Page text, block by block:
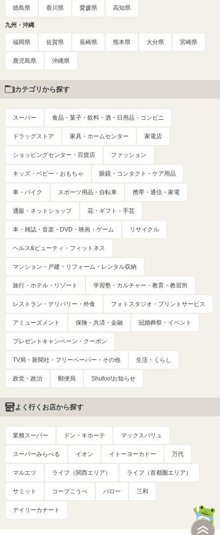
徳島県 香川県 愛媛県 高知県
九州・沖縄
福岡県 佐賀県 長崎県 熊本県 大分県 宮崎県
鹿児島県 沖縄県
カテゴリから探す
スーパー 食品・菓子・飲料・酒・日用品・コンビニ
ドラッグストア 家具・ホームセンター 家電店
ショッピングセンター・百貨店 ファッション
キッズ・ベビー・おもちゃ 眼鏡・コンタクト・ケア用品
車・バイク スポーツ用品・自転車 携帯・通信・家電
通販・ネットショップ 花・ギフト・手芸
本・雑誌・音楽・DVD・映画・ゲーム リサイクル
ヘルス&ビューティ・フィットネス
マンション・戸建・リフォーム・レンタル収納
旅行・ホテル・リゾート 学習塾・カルチャー・教育・教習所
レストラン・デリバリー・外食 フォトスタジオ・プリントサービス
アミューズメント 保険・共済・金融 冠婚葬祭・イベント
プレゼントキャンペーン・クーポン
TV局・新聞社・フリーペーパー・その他 生活・くらし
政党・政治 郵便局 Shufoo!お知らせ
よく行くお店から探す
業務スーパー ドン・キホーテ マックスバリュ
スーパーみらべる イオン イトーヨーカドー 万代
マルエツ ライフ（関西エリア） ライフ（首都圏エリア）
サミット コープこうべ バロー 三和
デイリーカナート